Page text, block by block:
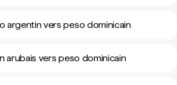
argentin vers peso dominicain
arubais vers peso dominicain